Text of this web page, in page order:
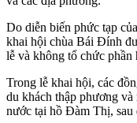
Do diễn biến phức tạp
khai hội chùa Bái Đính
lễ và không tổ chức phần
Trong lễ khai hội, các
du khách thập phương
nước tại hồ Đàm Thị,